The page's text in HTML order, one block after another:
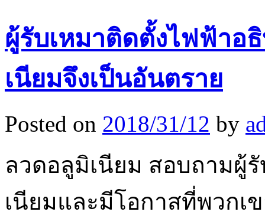
ผู้รับเหมาติดตั้งไฟฟ้าอ
เนียมจึงเป็นอันตราย
Posted on 2018/31/12 by
ลวดอลูมิเนียม สอบถามผู้
เนียมและมีโอกาสที่พวกเ